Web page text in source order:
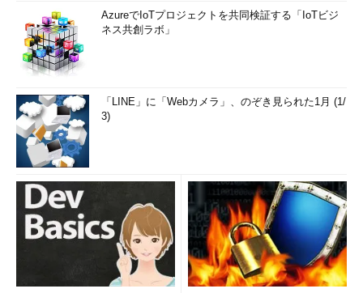
AzureでIoTプロジェクトを共同検証する「IoTビジ
ネス共創ラボ」
「LINE」に「Webカメラ」、のぞき見られた1月 (1/
3)